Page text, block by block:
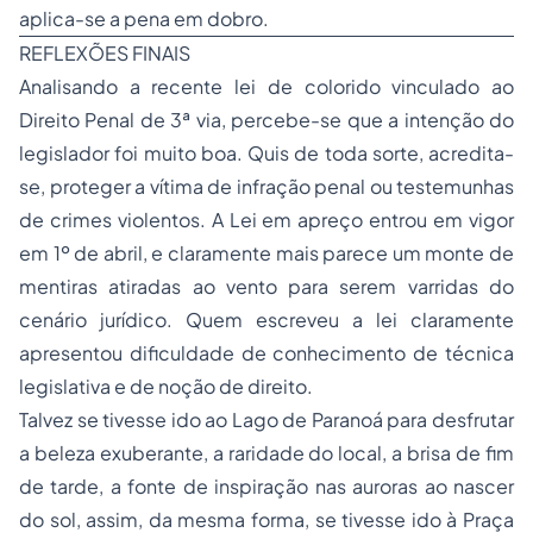
aplica-se a pena em dobro.
REFLEXÕES FINAIS
Analisando a recente lei de colorido vinculado ao
Direito Penal de 3ª via, percebe-se que a intenção do
legislador foi muito boa. Quis de toda sorte, acredita-
se, proteger a vítima de infração penal ou testemunhas
de crimes violentos. A Lei em apreço entrou em vigor
em 1º de abril, e claramente mais parece um monte de
mentiras atiradas ao vento para serem varridas do
cenário jurídico. Quem escreveu a lei claramente
apresentou dificuldade de conhecimento de técnica
legislativa e de noção de direito.
Talvez se tivesse ido ao Lago de Paranoá para desfrutar
a beleza exuberante, a raridade do local, a brisa de fim
de tarde, a fonte de inspiração nas auroras ao nascer
do sol, assim, da mesma forma, se tivesse ido à Praça